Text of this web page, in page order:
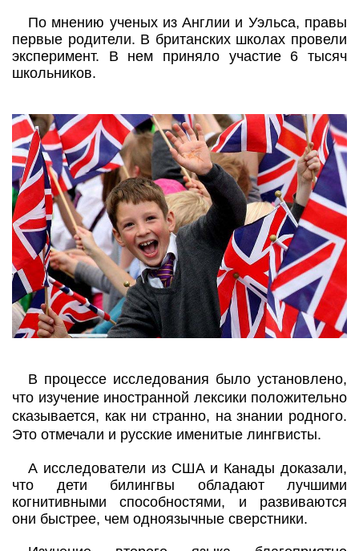
По мнению ученых из Англии и Уэльса, правы
первые родители. В британских школах провели
эксперимент. В нем приняло участие 6 тысяч
школьников.
В процессе исследования было установлено,
что изучение иностранной лексики положительно
сказывается, как ни странно, на знании родного.
Это отмечали и русские именитые лингвисты.
А исследователи из США и Канады доказали,
что дети билингвы обладают лучшими
когнитивными способностями, и развиваются
они быстрее, чем одноязычные сверстники.